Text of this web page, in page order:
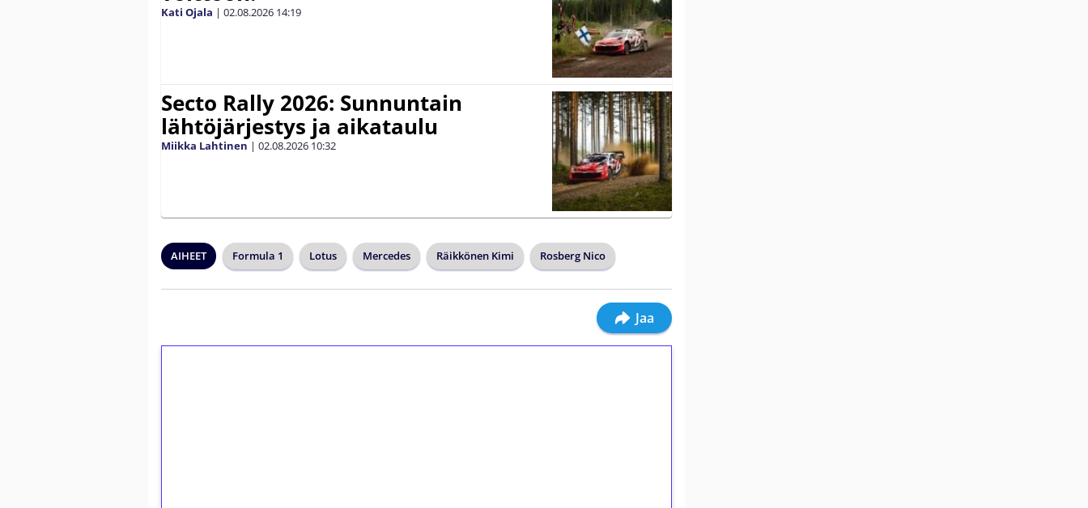
Kati Ojala | 02.08.2026 14:19
Secto Rally 2026: Sunnuntain
lähtöjärjestys ja aikataulu
Miikka Lahtinen | 02.08.2026 10:32
AIHEET Formula 1 Lotus Mercedes Räikkönen Kimi Rosberg Nico
Jaa